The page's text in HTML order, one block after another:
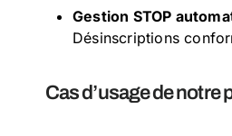
Gestion STOP
Désinscriptions
Cas d’usage de notre